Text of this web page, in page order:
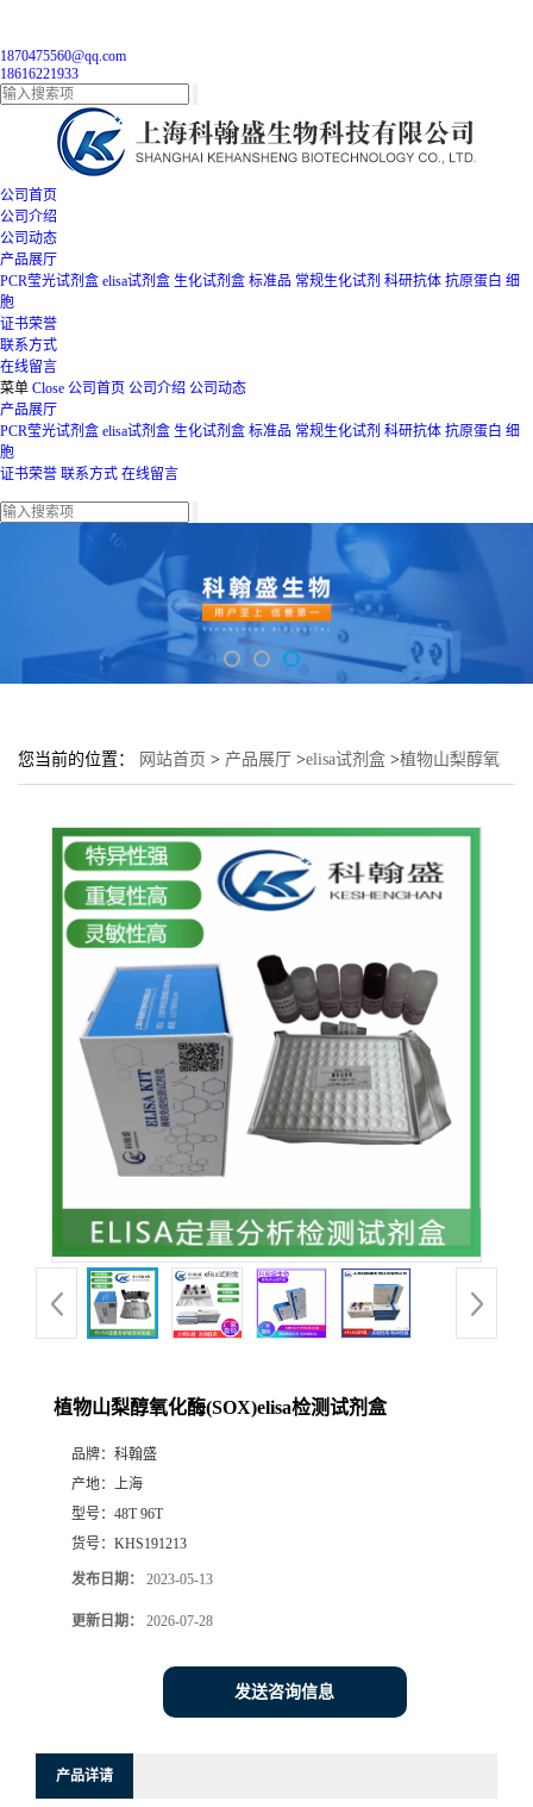
1870475560@qq.com
18616221933
公司首页
公司介绍
公司动态
产品展厅
PCR莹光试剂盒 elisa试剂盒 生化试剂盒 标准品 常规生化试剂 科研抗体 抗原蛋白 细
胞
证书荣誉
联系方式
在线留言
菜单 Close 公司首页 公司介绍 公司动态
产品展厅
PCR莹光试剂盒 elisa试剂盒 生化试剂盒 标准品 常规生化试剂 科研抗体 抗原蛋白 细
胞
证书荣誉 联系方式 在线留言
您当前的位置： 网站首页 > 产品展厅 >elisa试剂盒 >植物山梨醇氧
植物山梨醇氧化酶(SOX)elisa检测试剂盒
品牌： 科翰盛
产地： 上海
型号： 48T 96T
货号： KHS191213
发布日期： 2023-05-13
更新日期： 2026-07-28
发送咨询信息
产品详请